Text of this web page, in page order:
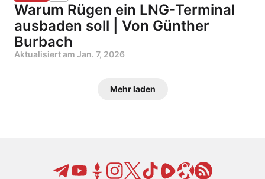
Warum Rügen ein LNG-Terminal
ausbaden soll | Von Günther
Burbach
Aktualisiert am Jan. 7, 2026
Mehr laden